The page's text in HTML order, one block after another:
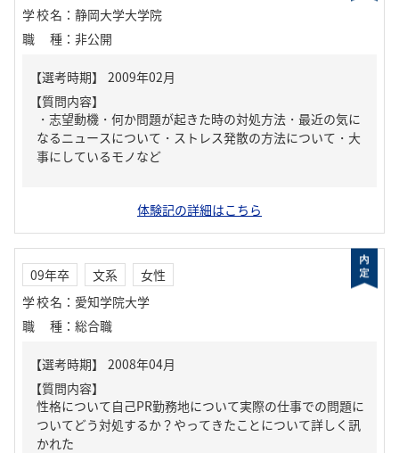
学校名 ： 静岡大学大学院
職種 ： 非公開
【質問内容】
・志望動機・何か問題が起きた時の対処方法・最近の気に
なるニュースについて・ストレス発散の方法について・大
事にしているモノなど
体験記の詳細はこちら
09年卒 文系
女性
学校名 ： 愛知学院大学
職種 ： 総合職
【質問内容】
性格について自己PR勤務地について実際の仕事での問題に
ついてどう対処するか？やってきたことについて詳しく訊
かれた